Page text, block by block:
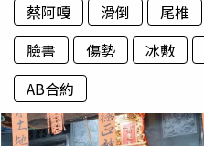
蔡阿嘎 滑倒 尾椎
臉書
傷勢 冰敷
AB合約